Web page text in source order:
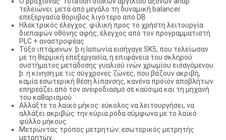
τελειώνει: μετά από μεγάλο τη δυναμική balancer
επεξεργασία θόρυβος λιγότερο από DB
Ηλεκτρικός έλεγχος: φιλική προς το χρήστη λειτουργία
διεπαφών οθόνης αφής, έλεγχος από τον προγραμματιστή
PLC + αναστροφέας
Τόξο ιπτάμενων: þ η Ιαπωνία εισήγαγε SK5, που τελείωσαν
με τη θερμική επεξεργασία, η επιφάνεια του σκληρού
συστήματος μετάδοσης γυαλιού ινών χρωμίου εισαγόμενου
þ: η κίνηση με τις σύγχρονες ζώνες, που βάζουν ακριβή,
καμία εσωτερική θέση λίπανσης, κανένα προϊόν αποβλήτων
επηρεάζει από τον ανεφοδιασμό σε καύσιμα και τη μηχανή
του καθαρισμού
Αλλάξτε το λαϊκό μήκος: εύκολος να λειτουργήσει, να
αλλάξει ακριβώς την κύρια ρόδα σύμφωνα με το λαϊκό
φύλλο μήκους
Μετρώντας τρόπος μετρητών: εσωτερικός μετρητής
μετρητών,